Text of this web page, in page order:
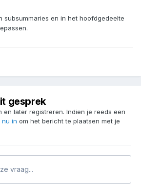
subsummaries en in het hoofdgedeelte
gesprek
en later registreren. Indien je reeds een
nu in om het bericht te plaatsen met je
vraag...